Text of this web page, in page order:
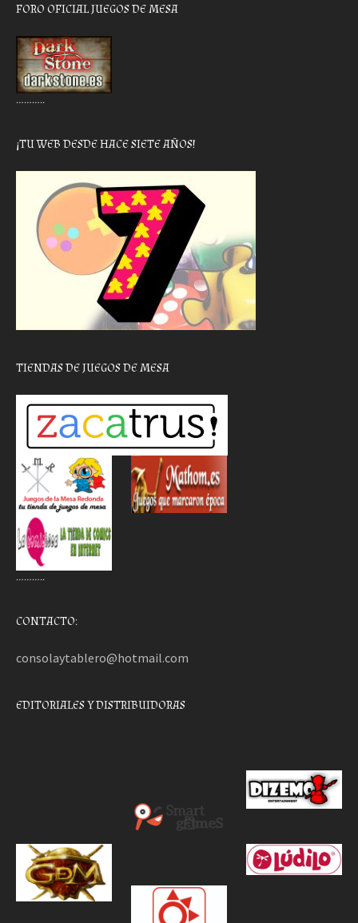
FORO OFICIAL JUEGOS DE MESA
………..
¡TU WEB DESDE HACE SIETE AÑOS!
TIENDAS DE JUEGOS DE MESA
………..
CONTACTO:
consolaytablero@hotmail.com
EDITORIALES Y DISTRIBUIDORAS